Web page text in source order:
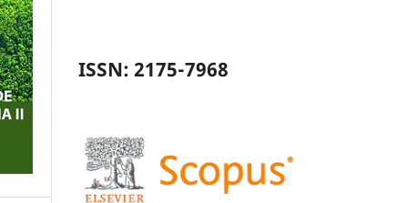
ISSN: 2175-7968